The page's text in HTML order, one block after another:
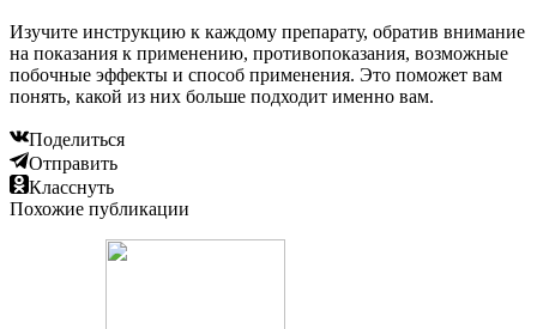
Изучите инструкцию к каждому препарату, обратив внимание
на показания к применению, противопоказания, возможные
побочные эффекты и способ применения. Это поможет вам
понять, какой из них больше подходит именно вам.
Поделиться
Отправить
Класснуть
Похожие публикации